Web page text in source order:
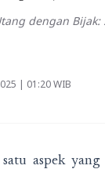
dengan
| 01:20 WIB
aspek